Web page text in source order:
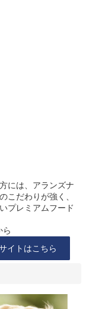
には、アランズナ
こだわりが強く、
プレミアムフード
ら
イトはこちら